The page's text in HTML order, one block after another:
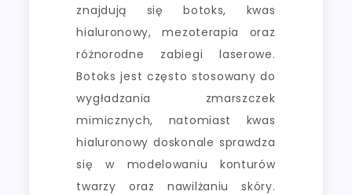
znajdują się botoks, kwas
hialuronowy, mezoterapia oraz
różnorodne zabiegi laserowe.
Botoks jest często stosowany do
wygładzania zmarszczek
mimicznych, natomiast kwas
hialuronowy doskonale sprawdza
się w modelowaniu konturów
twarzy oraz nawilżaniu skóry.